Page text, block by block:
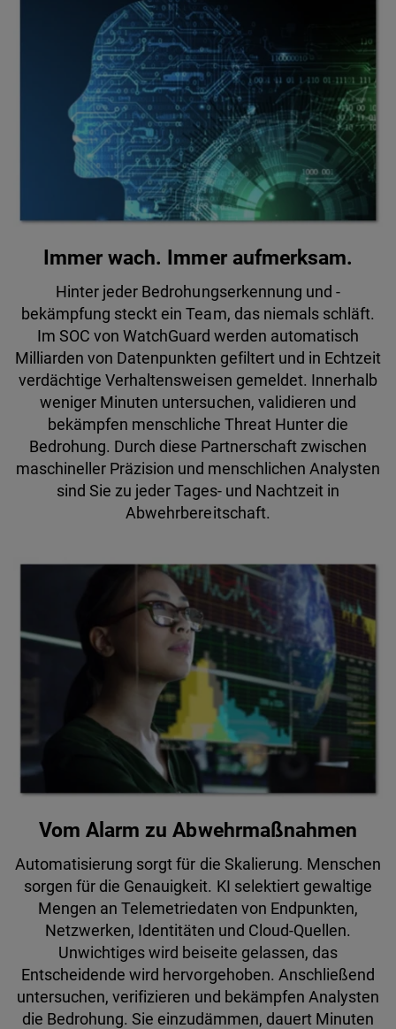
Immer wach. Immer aufmerksam.
Hinter jeder Bedrohungserkennung und -
bekämpfung steckt ein Team, das niemals schläft.
Im SOC von WatchGuard werden automatisch
Milliarden von Datenpunkten gefiltert und in Echtzeit
verdächtige Verhaltensweisen gemeldet. Innerhalb
weniger Minuten untersuchen, validieren und
bekämpfen menschliche Threat Hunter die
Bedrohung. Durch diese Partnerschaft zwischen
maschineller Präzision und menschlichen Analysten
sind Sie zu jeder Tages- und Nachtzeit in
Abwehrbereitschaft.
Vom Alarm zu Abwehrmaßnahmen
Automatisierung sorgt für die Skalierung. Menschen
sorgen für die Genauigkeit. KI selektiert gewaltige
Mengen an Telemetriedaten von Endpunkten,
Netzwerken, Identitäten und Cloud-Quellen.
Unwichtiges wird beiseite gelassen, das
Entscheidende wird hervorgehoben. Anschließend
untersuchen, verifizieren und bekämpfen Analysten
die Bedrohung. Sie einzudämmen, dauert Minuten